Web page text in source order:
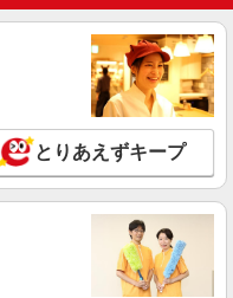
とりあえずキープ